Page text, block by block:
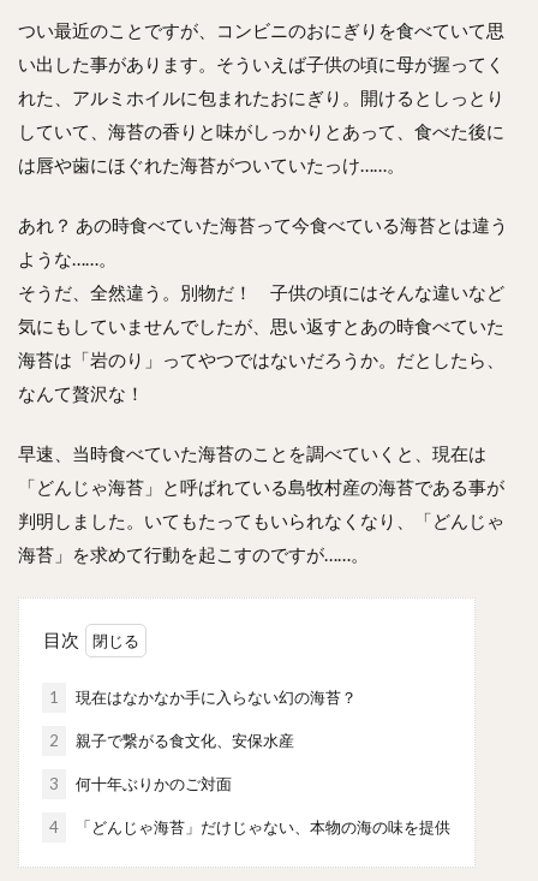
つい最近のことですが、コンビニのおにぎりを食べていて思
い出した事があります。そういえば子供の頃に母が握ってく
れた、アルミホイルに包まれたおにぎり。開けるとしっとり
していて、海苔の香りと味がしっかりとあって、食べた後に
は唇や歯にほぐれた海苔がついていたっけ……。
あれ？ あの時食べていた海苔って今食べている海苔とは違う
ような……。
そうだ、全然違う。別物だ！ 子供の頃にはそんな違いなど
気にもしていませんでしたが、思い返すとあの時食べていた
海苔は「岩のり」ってやつではないだろうか。だとしたら、
なんて贅沢な！
早速、当時食べていた海苔のことを調べていくと、現在は
「どんじゃ海苔」と呼ばれている島牧村産の海苔である事が
判明しました。いてもたってもいられなくなり、「どんじゃ
海苔」を求めて行動を起こすのですが……。
目次
1 現在はなかなか手に入らない幻の海苔？
2 親子で繋がる食文化、安保水産
3 何十年ぶりかのご対面
4 「どんじゃ海苔」だけじゃない、本物の海の味を提供